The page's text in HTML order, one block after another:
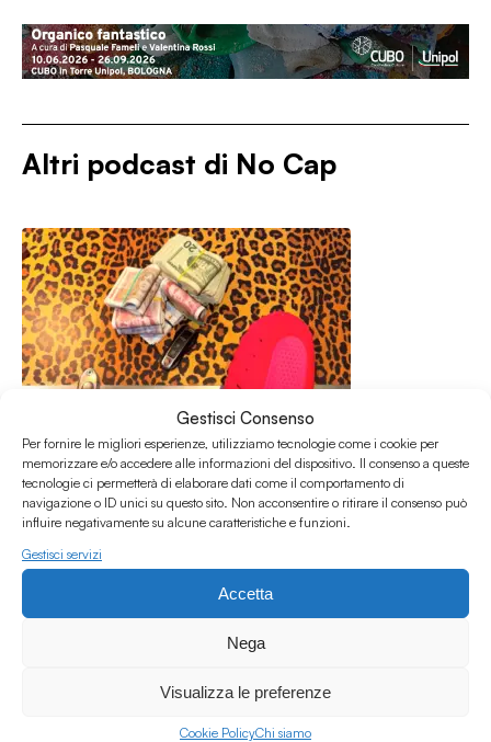
Gestisci Consenso
Per fornire le migliori esperienze, utilizziamo tecnologie come i cookie per
memorizzare e/o accedere alle informazioni del dispositivo. Il consenso a queste
tecnologie ci permetterà di elaborare dati come il comportamento di
navigazione o ID unici su questo sito. Non acconsentire o ritirare il consenso può
influire negativamente su alcune caratteristiche e funzioni.
Gestisci servizi
Accetta
Nega
Visualizza le preferenze
Cookie PolicyChi siamo
Altri podcast di No Cap
20.04.2026
NO CAP #66 w/ Malcolm